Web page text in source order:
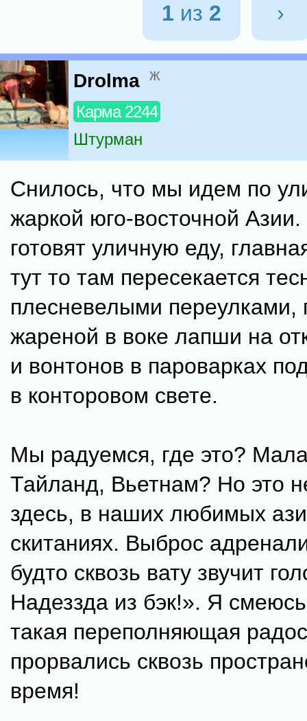
1 из 2 ›
Drolma ж
Карма 2244
Штурман
Снилось, что мы идем по
жаркой юго-восточной Азии.
готовят уличную еду,
тут то там пересекается
плесневелыми переулками,
жареной в воке лапши на
и вонтонов в пароварках
в конторовом свете.
Мы радуемся, где это?
Тайланд, Вьетнам? Но это
здесь, в наших любимых
скитаниях. Выброс
будто сквозь вату звучит
Надеззда из бэк!». Я
такая переполняющая
прорвались сквозь
время!